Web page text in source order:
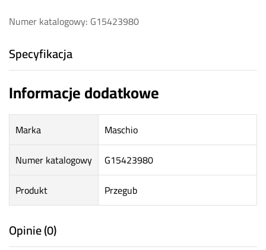
Numer katalogowy: G15423980
Specyfikacja
Informacje dodatkowe
Marka
Maschio
Numer katalogowy
G15423980
Produkt
Przegub
Opinie (0)